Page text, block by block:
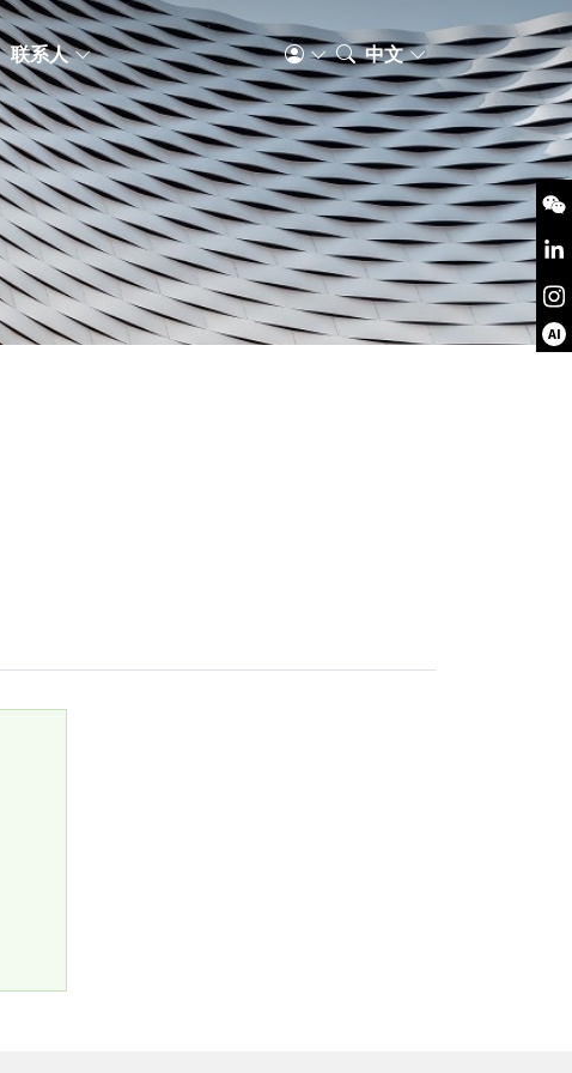
联系人 中文
AI